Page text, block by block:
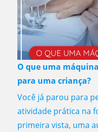
O que uma
para uma criança?
Você já parou para
atividade prática na
primeira vista, uma